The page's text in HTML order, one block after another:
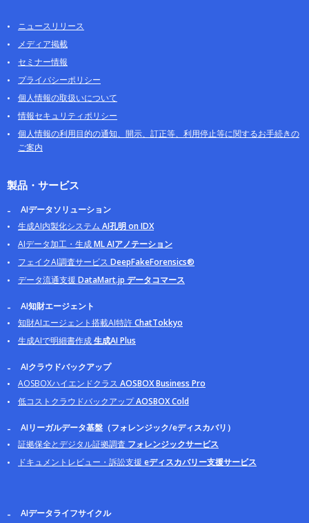
ニュースリリース
メディア掲載
セミナー情報
プライバシーポリシー
個人情報の取扱いについて
情報セキュリティポリシー
個人情報の利用目的の通知、開示、訂正等、利用停止等に関するお手続きの
ご案内
製品・サービス
AIデータソリューション
生成AI内製化システム AI孔明 on IDX
AIデータ加工・生成ML AIアノテーション
フェイクAI調査サービス DeepFakeForensics®
データ流通支援 DataMart.jp データコマース
AI知財エージェント
知財AIエージェント搭載AI特許ChatTokkyo
生成AIで明細書作成生成AI Plus
AIクラウドバックアップ
AOSBOXハイエンドクラス AOSBOX Business Pro
低コストクラウドバックアップAOSBOX Cold
AIリーガルデータ基盤（フォレンジック/eディスカバリ）
証拠保全とデジタル証拠調査 フォレンジックサービス
ドキュメントレビュー・訴訟支援 eディスカバリー支援サービス
AIデータライフサイクル